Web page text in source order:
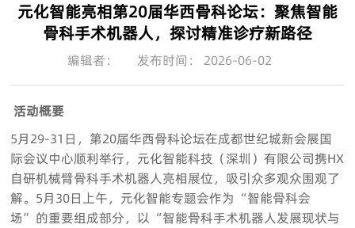
元化智能亮相第20届华西骨科论坛：聚焦智能
骨科手术机器人，探讨精准诊疗新路径
编辑者： 发布时间： 2026-06-02
活动概要
5月29-31日，第20届华西骨科论坛在成都世纪城新会展国
际会议中心顺利举行，元化智能科技（深圳）有限公司携HX
自研机械臂骨科手术机器人亮相展位，吸引众多观众围观了
解。5月30日上午，元化智能专题会作为“智能骨科会
场”的重要组成部分，以“智能骨科手术机器人发展现状与